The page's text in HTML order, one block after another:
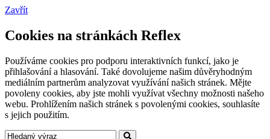
Zavřít
Cookies na stránkách Reflex
Používáme cookies pro podporu interaktivních funkcí, jako je
přihlašování a hlasování. Také dovolujeme našim důvěryhodným
mediálním partnerům analyzovat využívání našich stránek. Mějte
povoleny cookies, aby jste mohli využívat všechny možnosti našeho
webu. Prohlížením našich stránek s povolenými cookies, souhlasíte
s jejich použitím.